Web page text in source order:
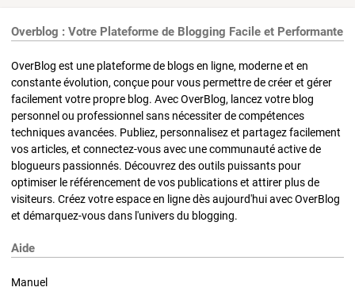
Overblog : Votre Plateforme de Blogging Facile et Performante
OverBlog est une plateforme de blogs en ligne, moderne et en
constante évolution, conçue pour vous permettre de créer et gérer
facilement votre propre blog. Avec OverBlog, lancez votre blog
personnel ou professionnel sans nécessiter de compétences
techniques avancées. Publiez, personnalisez et partagez facilement
vos articles, et connectez-vous avec une communauté active de
blogueurs passionnés. Découvrez des outils puissants pour
optimiser le référencement de vos publications et attirer plus de
visiteurs. Créez votre espace en ligne dès aujourd'hui avec OverBlog
et démarquez-vous dans l'univers du blogging.
Aide
Manuel